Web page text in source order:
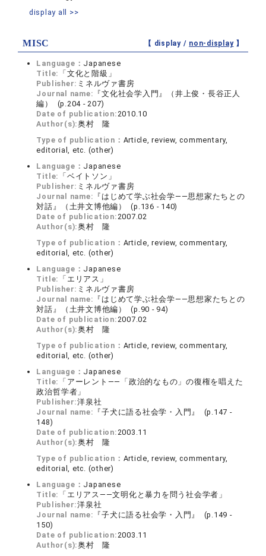
display all >>
MISC 【 display / non-display】
Language： Japanese
Title: 「文化と階級」
Publisher: ミネルヴァ書房
Journal name: 『文化社会学入門』（井上俊・長谷正人
編） (p.204 - 207)
Date of publication:2010.10
Author(s):奥村 隆
Type of publication： Article, review, commentary,
editorial, etc. (other)
Language： Japanese
Title: 「ベイトソン」
Publisher: ミネルヴァ書房
Journal name: 『はじめて学ぶ社会学――思想家たちとの
対話』（土井文博他編） (p.136 - 140)
Date of publication:2007.02
Author(s):奥村 隆
Type of publication： Article, review, commentary,
editorial, etc. (other)
Language： Japanese
Title: 「エリアス」
Publisher: ミネルヴァ書房
Journal name: 『はじめて学ぶ社会学――思想家たちとの
対話』（土井文博他編） (p.90 - 94)
Date of publication:2007.02
Author(s):奥村 隆
Type of publication： Article, review, commentary,
editorial, etc. (other)
Language： Japanese
Title: 「アーレント――「政治的なもの」の復権を唱えた
政治哲学者」
Publisher:洋泉社
Journal name: 『子犬に語る社会学・入門』 (p.147 -
148)
Date of publication:2003.11
Author(s):奥村 隆
Type of publication： Article, review, commentary,
editorial, etc. (other)
Language： Japanese
Title: 「エリアス――文明化と暴力を問う社会学者」
Publisher:洋泉社
Journal name: 『子犬に語る社会学・入門』 (p.149 -
150)
Date of publication:2003.11
Author(s):奥村 隆